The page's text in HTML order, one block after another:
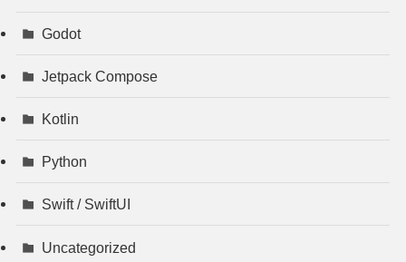
Godot
Jetpack Compose
Kotlin
Python
Swift / SwiftUI
Uncategorized